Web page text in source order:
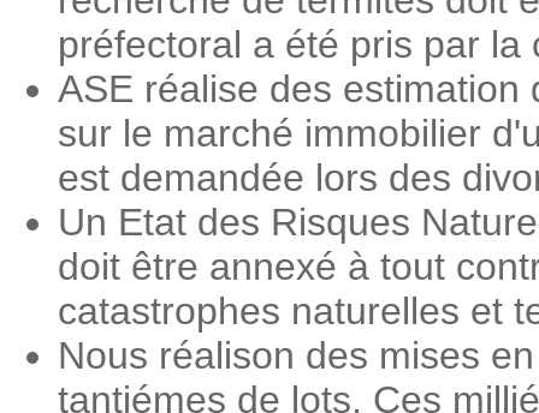
préfectoral a été pris par la
ASE réalise des
sur le marché immobilier
est demandée lors des
Un Etat des Risques
doit être annexé à tout
catastrophes naturelles et
Nous réalison des mises
tantiémes de lots. Ces